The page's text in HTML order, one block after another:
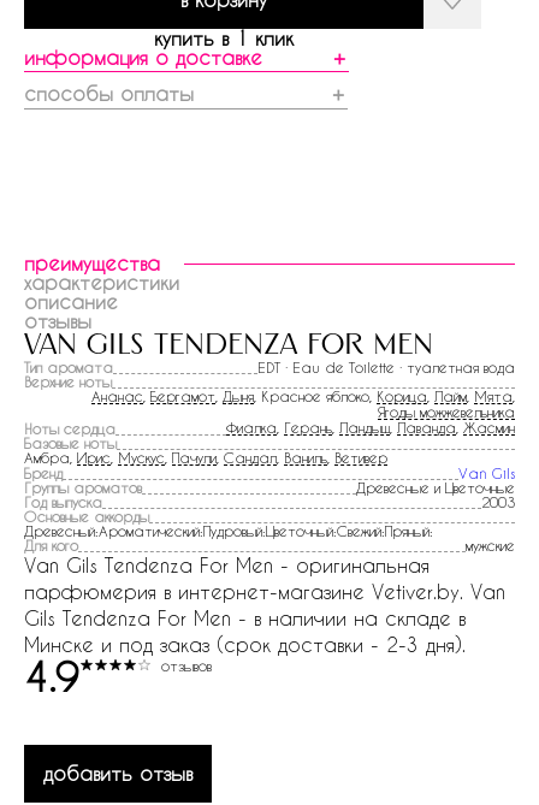
купить в 1 клик
информация о доставке
＋
способы оплаты
＋
преимущества
характеристики
описание
отзывы
van gils tendenza for men
Тип аромата
EDT · Eau de Toilette · туалетная вода
Верхние ноты
Ананас Бергамот Дыня , Красное яблоко, Корица Лайм Мята
Ягоды можжевельника
Ноты сердца
Фиалка Герань Ландыш Лаванда Жасмин
Базовые ноты
Амбра, Ирис Мускус Пачули Сандал Ваниль Ветивер
Бренд
Van Gils
Группы ароматов
Древесные и Цветочные
Год выпуска
2003
Основные аккорды
Древесный:Ароматический:Пудровый:Цветочный:Свежий:Пряный:
Для кого
мужские
Van Gils Tendenza For Men - оригинальная
парфюмерия в интернет-магазине Vetiver.by. Van
Gils Tendenza For Men - в наличии на складе в
Минске и под заказ (срок доставки - 2-3 дня).
4.9 отзывов
добавить отзыв